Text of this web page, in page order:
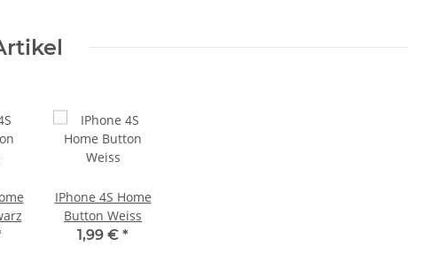
IPhone 4S Home
Button Weiss
1,99 € *